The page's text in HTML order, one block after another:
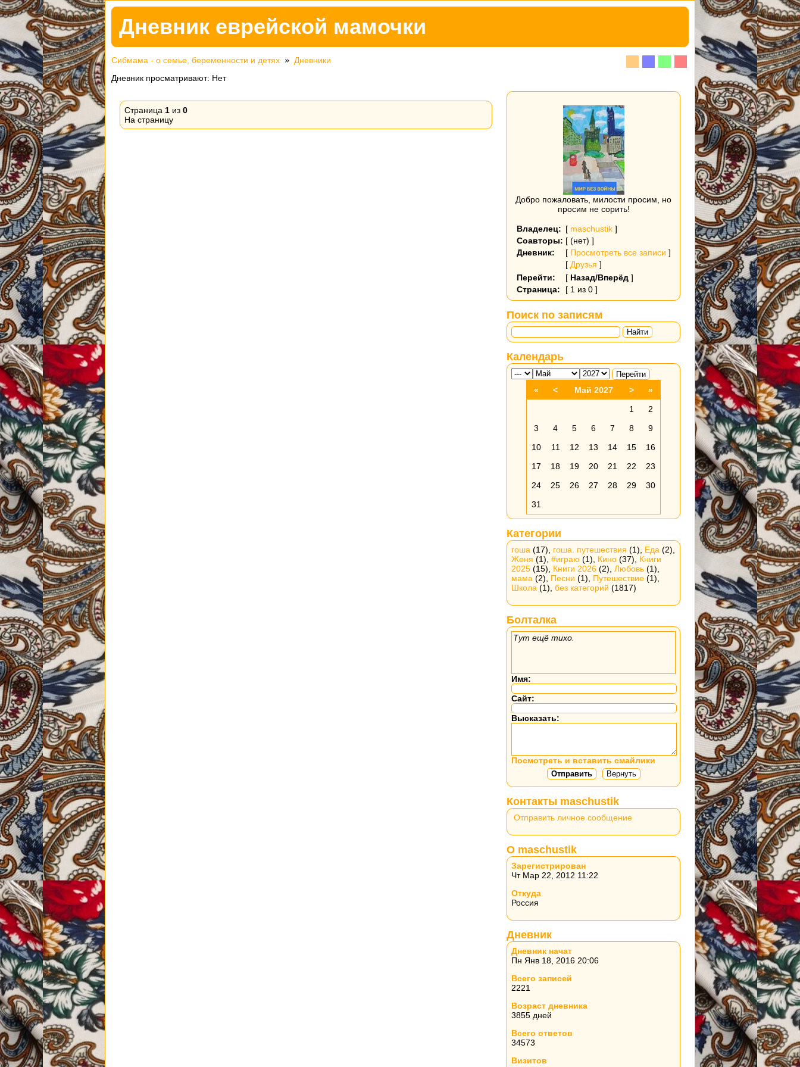
Дневник еврейской мамочки
Сибмама - о семье, беременности и детях » Дневники
Дневник просматривают: Нет
Страница 1 из 0
На страницу
Добро пожаловать, милости просим, но
просим не сорить!
Владелец: [ maschustik]
Соавторы: [ (нет) ]
Дневник:
[ Просмотреть все записи ]
[ Друзья ]
Перейти:
[ Назад/Вперёд]
Страница:
[ 1 из 0 ]
Поиск по записям
Найти
Календарь
« < Май 2027 >
»
1
2
3
4 5 6 7 8
9
10
11 12 13 14 15
16
17
18 19 20 21 22
23
24
25 26 27 28 29
30
31
Категории
гоша (17), гоша. путешествия (1), Еда (2),
Женя (1), #играю (1), Кино (37), Книги
2025 (15), Книги 2026 (2), Любовь (1),
мама (2), Песни (1), Путешествие (1),
Школа (1), без категорий (1817)
Болталка
Тут ещё тихо.
Имя:
Сайт:
Высказать:
Посмотреть и вставить смайлики
Контакты maschustik
Отправить личное сообщение
О maschustik
Зарегистрирован
Чт Мар 22, 2012 11:22
Откуда
Россия
Дневник
Дневник начат
Пн Янв 18, 2016 20:06
Всего записей
2221
Возраст дневника
3855 дней
Всего ответов
34573
Визитов